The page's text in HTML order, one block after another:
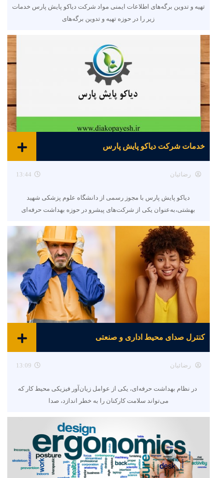
تهیه و تدوین برگه‌های اطلاعات ایمنی مواد شرکت دیاکو پایش پارس خدمات
زیر را در حوزه تهیه و تدوین برگه‌های
خدمات شرکت دیاکو پایش پارس
رضائیان 13:44
دیاکو پایش پارس با مجوز رسمی از دانشگاه علوم پزشکی شهید
بهشتی،به‌عنوان یکی از شرکت‌های پیشرو در حوزه بهداشت حرفه‌ای
کنترل صدای محیط اداری و صنعتی
رضائیان 13:09
در نظام بهداشت حرفه‌ای، یکی از عوامل زیان‌آور فیزیکی محیط کار که
می‌تواند سلامت کارکنان را به خطر اندازد، صدا